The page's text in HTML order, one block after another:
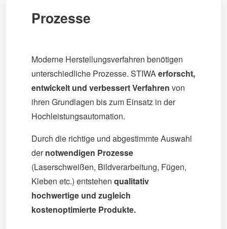
Prozesse
Moderne Herstellungsverfahren benötigen
unterschiedliche Prozesse. STIWAerforscht,
entwickelt und verbessert Verfahren von
ihren Grundlagen bis zum Einsatz in der
Hochleistungsautomation.
Durch die richtige und abgestimmte Auswahl
dernotwendigen Prozesse
(Laserschweißen, Bildverarbeitung, Fügen,
Kleben etc.) entstehen qualitativ
hochwertige und zugleich
kostenoptimierte Produkte.